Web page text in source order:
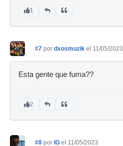
1
#7 por dxosmuzik el 11/05/2023
Esta gente que fuma??
2
#8 por IG el 11/05/2023